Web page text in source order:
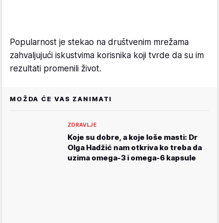
Popularnost je stekao na društvenim mrežama
zahvaljujući iskustvima korisnika koji tvrde da su im
rezultati promenili život.
MOŽDA ĆE VAS ZANIMATI
ZDRAVLJE
Koje su dobre, a koje loše masti: Dr
Olga Hadžić nam otkriva ko treba da
uzima omega-3 i omega-6 kapsule